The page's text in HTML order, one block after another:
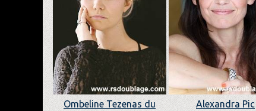
Ombeline Tezenas du
Alexandra Pic